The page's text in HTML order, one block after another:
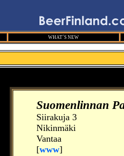
WHAT´S NEW
Suomenlinnan
Siirakuja 3
Nikinmäki
Vantaa
[www]